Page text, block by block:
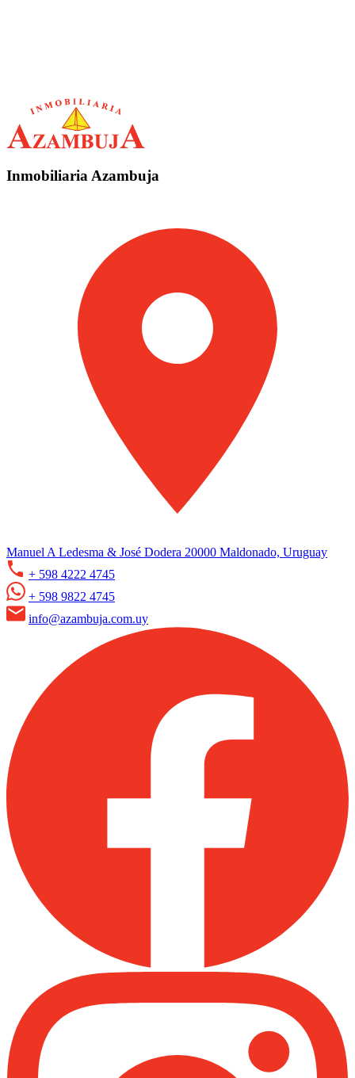
Inmobiliaria Azambuja
Manuel A Ledesma & José Dodera 20000 Maldonado, Uruguay
+ 598 4222 4745
+ 598 9822 4745
info@azambuja.com.uy